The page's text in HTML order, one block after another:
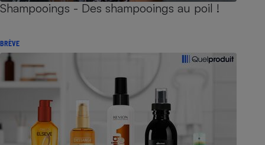
Shampooings - Des shampooings au poil !
BRÈVE